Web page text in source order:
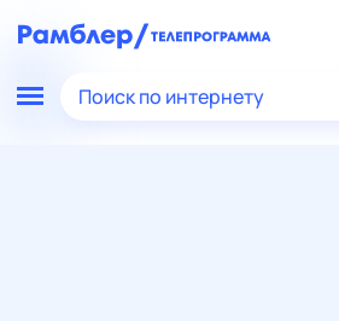
Поиск по интернету